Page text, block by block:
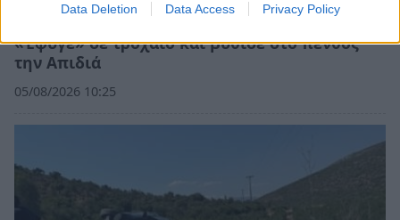
Data Deletion Data Access Privacy Policy
Λακωνία: Η Ελένη αύριο θα έπιανε δουλειά –
«Έφυγε» σε τροχαίο και βύθισε στο πένθος
την Απιδιά
05/08/2026 10:25